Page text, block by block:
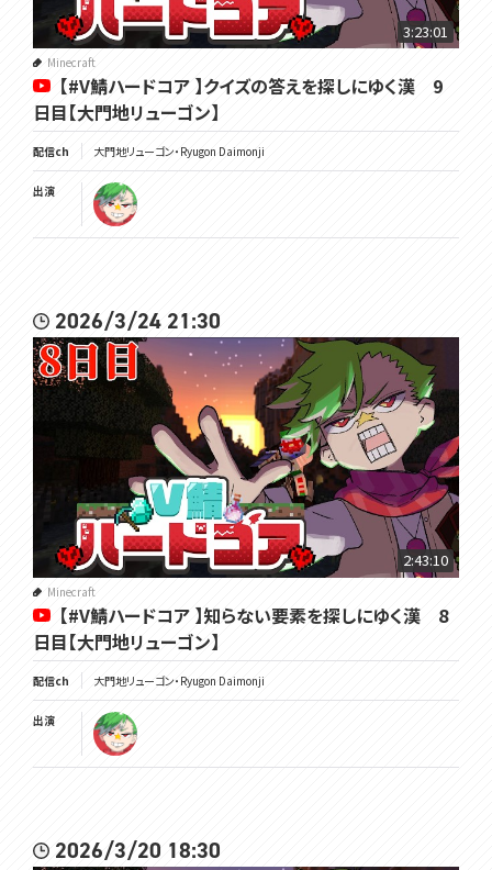
3:23:01
Minecraft
【#V鯖ハードコア 】クイズの答えを探しにゆく漢 9
日目【大門地リューゴン】
配信ch 大門地リューゴン・Ryugon Daimonji
出演
2026/3/24 21:30
2:43:10
Minecraft
【#V鯖ハードコア 】知らない要素を探しにゆく漢 8
日目【大門地リューゴン】
配信ch 大門地リューゴン・Ryugon Daimonji
出演
2026/3/20 18:30